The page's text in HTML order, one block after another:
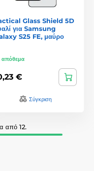
Glass Shield 5D
για Samsung
S25 FE, μαύρο
απόθεμα
€
Σύγκριση
από 12.